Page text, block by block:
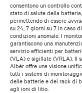
consentono un controllo
stato di salute della batteria,
permettendo di essere
su 24, 7 giorni su 7 in caso di
condizioni anomale. I
garantiscono una
servizio efficienti per
(VLA) e sigillate (VRLA). Il
Albér offre una visione
tutti i sistemi di
delle batterie e dei rack di
agli ioni di litio.